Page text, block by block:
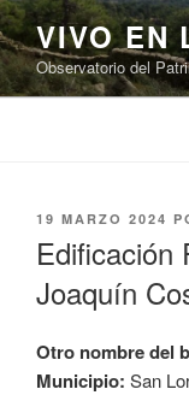
Saltar
al
contenido
VIVO EN
Observatorio del
PUBLICADO
19 MARZO 2024
Edificación
Joaquín
Otro nombre del
Municipio: San